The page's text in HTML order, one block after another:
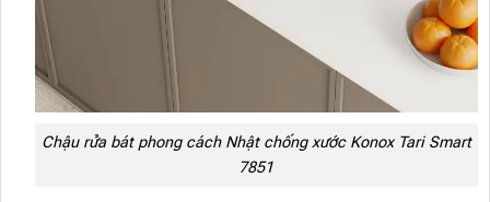
Chậu rửa bát phong cách Nhật chống xước Konox Tari Smart
7851